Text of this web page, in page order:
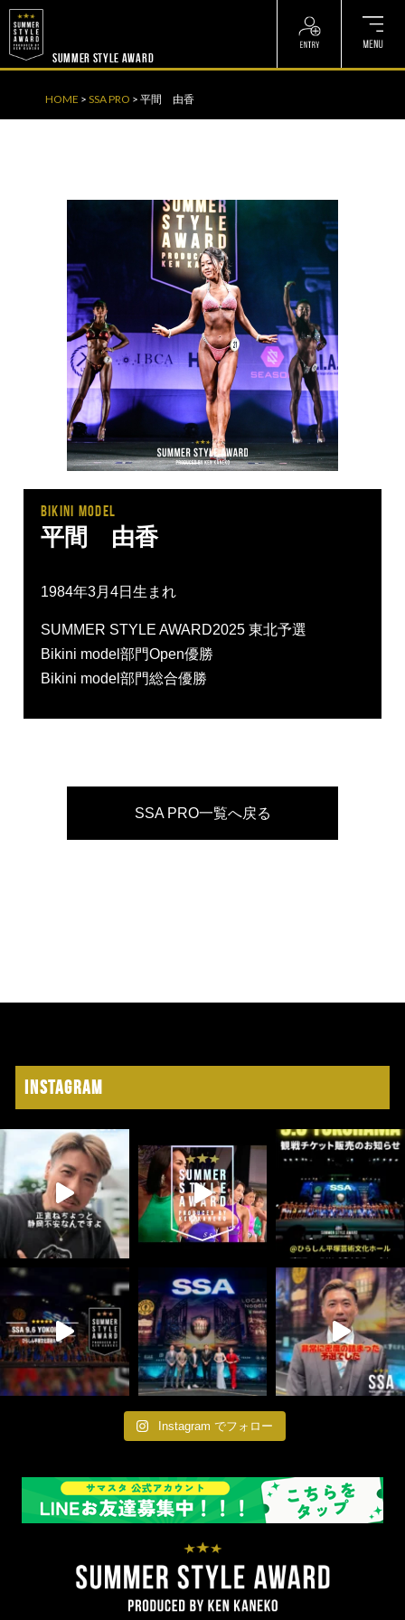
SUMMER STYLE AWARD
HOME > SSA PRO > 平間 由香
BIKINI MODEL
平間 由香
1984年3月4日生まれ
SUMMER STYLE AWARD2025 東北予選
Bikini model部門Open優勝
Bikini model部門総合優勝
SSA PRO一覧へ戻る
Instagram
Instagram でフォロー